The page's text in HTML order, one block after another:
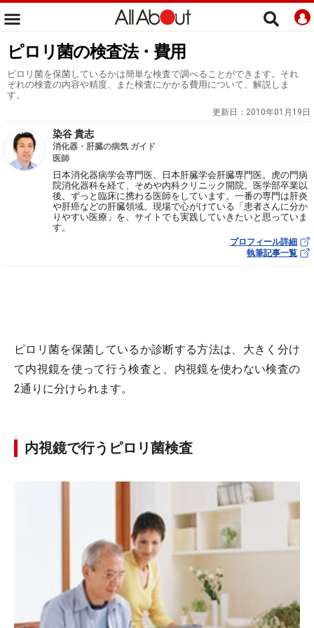
ピロリ菌の検査法・費用
ピロリ菌を保菌しているかは簡単な検査で調べることができます。それ
ぞれの検査の内容や精度、また検査にかかる費用について、解説しま
す。
更新日： 2010年01月19日
染谷 貴志
消化器・肝臓の病気 ガイド
医師
日本消化器病学会専門医、日本肝臓学会肝臓専門医。虎の門病
院消化器科を経て、そめや内科クリニック開院。医学部卒業以
後、ずっと臨床に携わる医師をしています。一番の専門は肝炎
や肝癌などの肝臓領域。現場で心がけている「患者さんに分か
りやすい医療」を、サイトでも実践していきたいと思っていま
す。
プロフィール詳細
執筆記事一覧
ピロリ菌を保菌しているか診断する方法は、大きく分け
て内視鏡を使って行う検査と、内視鏡を使わない検査の
2通りに分けられます。
内視鏡で行うピロリ菌検査